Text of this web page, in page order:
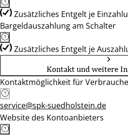
Zusätzliches Entgelt je
Bargeldauszahlung am Schalter
Zusätzliches Entgelt je
Kontakt und weitere
Kontaktmöglichkeit für
service@spk-suedholstein.de
Website des Kontoanbieters